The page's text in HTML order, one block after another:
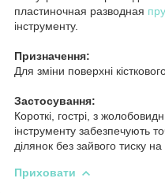
пластиночная разводная
інструменту.
Призначення:
Для зміни поверхні
Застосування:
Короткі, гострі, з
інструменту забезпечують
ділянок без зайвого тиску на
Приховати